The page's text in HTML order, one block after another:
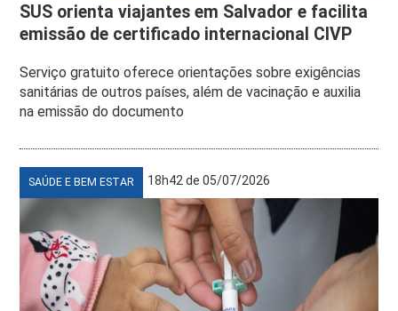
SUS orienta viajantes em Salvador e facilita
emissão de certificado internacional CIVP
Serviço gratuito oferece orientações sobre exigências
sanitárias de outros países, além de vacinação e auxilia
na emissão do documento
SAÚDE E BEM ESTAR 18h42 de 05/07/2026